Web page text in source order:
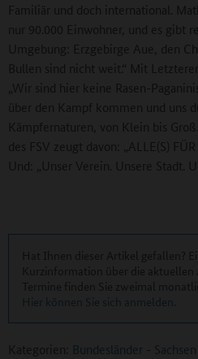
Familiär und doch international.
nur 90.000 Einwohner, und es gibt
Umgebung: Erzgebirge Aue, den
Bullen sind nicht weit.“ Mit
„Wir sind hier keine Rasen-
über den Kampf kommen und uns
Kämpfernaturen, von Klein bis
des FSV zeugt davon: „ALLE(S)
Und: „Unser Verein. Unsere Stadt.
Hier können Sie sich anmelden
Kategorien: Bundesländer - Sachsen